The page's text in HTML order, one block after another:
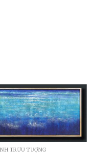
TRỪU TƯỢNG